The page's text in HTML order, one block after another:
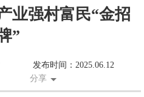
业强村富民“金招
”
发布时间：2025.06.12
分享